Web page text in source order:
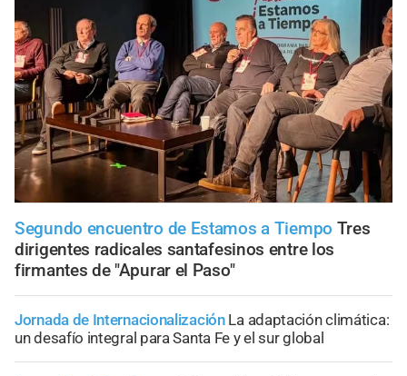
Segundo encuentro de Estamos a Tiempo Tres
dirigentes radicales santafesinos entre los
firmantes de "Apurar el Paso"
Jornada de Internacionalización La adaptación climática:
un desafío integral para Santa Fe y el sur global